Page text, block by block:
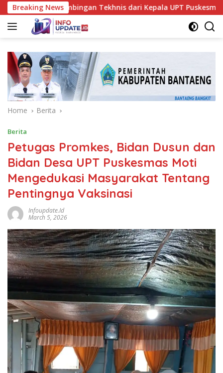
Skip
to
content
Breaking News
Bimbingan Tekhnis dari Kepala UPT Puskesmas Bissappu
Home Berita
Berita
Petugas Promkes, Bidan Dusun dan
Bidan Desa UPT Puskesmas Moti
Mengedukasi Masyarakat Tentang
Pentingnya Vaksinasi
Infoupdate.id
March 5, 2026